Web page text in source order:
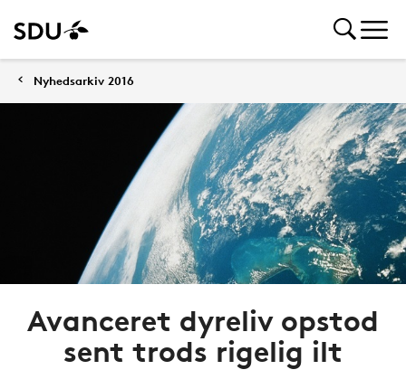
Nyhedsarkiv 2016
Avanceret dyreliv opstod
sent trods rigelig ilt